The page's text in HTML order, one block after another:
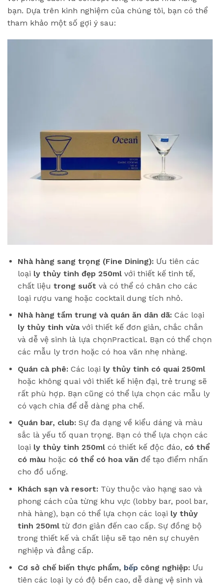
bạn. Dựa trên kinh nghiệm của chúng tôi, bạn có thể
tham khảo một số gợi ý sau:
Nhà hàng sang trọng (Fine Dining):Ưu tiên các
loại ly thủy tinh đẹp 250mlvới thiết kế tinh tế,
chất liệu trong suốt và có thể có chân cho các
loại rượu vang hoặc cocktail dung tích nhỏ.
Nhà hàng tầm trung và quán ăn dân dã:Các loại
ly thủy tinh vừavới thiết kế đơn giản, chắc chắn
và dễ vệ sinh là lựa chọnPractical. Bạn có thể chọn
các mẫu ly trơn hoặc có hoa văn nhẹ nhàng.
Quán cà phê:Các loại ly thủy tinh có quai 250ml
hoặc không quai với thiết kế hiện đại, trẻ trung sẽ
rất phù hợp. Bạn cũng có thể lựa chọn các mẫu ly
có vạch chia để dễ dàng pha chế.
Quán bar, club:Sự đa dạng về kiểu dáng và màu
sắc là yếu tố quan trọng. Bạn có thể lựa chọn các
loại ly thủy tinh 250mlcó thiết kế độc đáo, có thể
có màu hoặc có thể có hoa văn để tạo điểm nhấn
cho đồ uống.
Khách sạn và resort:Tùy thuộc vào hạng sao và
phong cách của từng khu vực (lobby bar, pool bar,
nhà hàng), bạn có thể lựa chọn các loại ly thủy
tinh 250mltừ đơn giản đến cao cấp. Sự đồng bộ
trong thiết kế và chất liệu sẽ tạo nên sự chuyên
nghiệp và đẳng cấp.
Cơ sở chế biến thực phẩm, bếpcông nghiệp:Ưu
tiên các loại ly có độ bền cao, dễ dàng vệ sinh và